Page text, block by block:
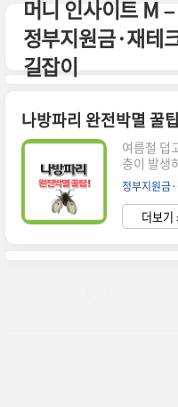
본문 바로가기
머니 인사이트 M –
정부지원금·재테
길잡이
나방파리 완전박멸 꿀
여름철 덥
충이 발생
멸 꿀팁과
철 배수구
방파리 :
는 생긴 것
실 및 하
정부지원금
더보기